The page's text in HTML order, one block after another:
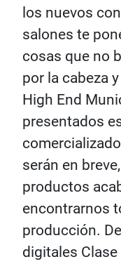
los nuevos
salones te
cosas que no
por la cabeza
High End
presentados
serán en
productos
encontrarnos
producción.
digitales Clase